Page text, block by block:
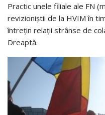
Practic unele filiale ale FN
revizioniştii de la HVIM în
întreţin relaţii strânse de
Dreaptă.